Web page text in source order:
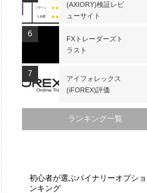
(AXIORY)検証レビ
ューサイト
6
FXトレーダーズト
ラスト
7
アイフォレックス
(iFOREX)評価
ランキング一覧
初心者が選ぶバイナリーオプシ
ンキング